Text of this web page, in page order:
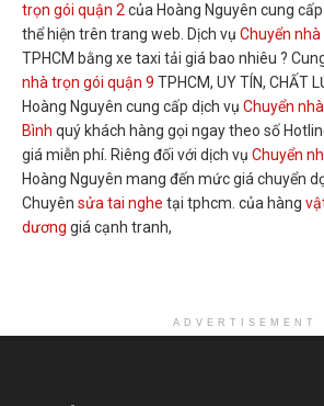
trọn gói quận 2 của Hoàng Nguyên cung
thể hiện trên trang web. Dịch vụ Chuyển
TPHCM bằng xe taxi tải giá bao nhiêu ?
nhà trọn gói quận 9 TPHCM, UY TÍN, CHẤT
Hoàng Nguyên cung cấp dịch vụ Chuyển
Bình quý khách hàng gọi ngay theo số
giá miễn phí. Riêng đối với dịch vụ Chuyển
Hoàng Nguyên mang đến mức giá chuyển
Chuyên sửa tai nghe tại tphcm. của hàng
dương giá cạnh tranh,
ADVERTISEMENT